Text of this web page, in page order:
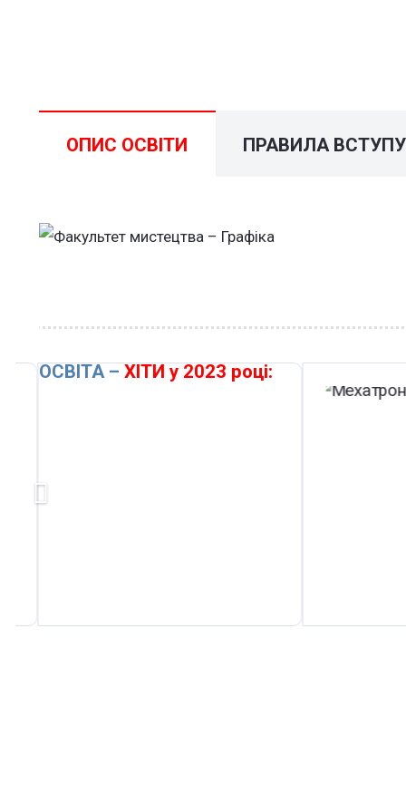
ОПИС ОСВІТИ ПРАВИЛА ВСТУПУ
ОСВІТА – ХІТИ у 2023 році: